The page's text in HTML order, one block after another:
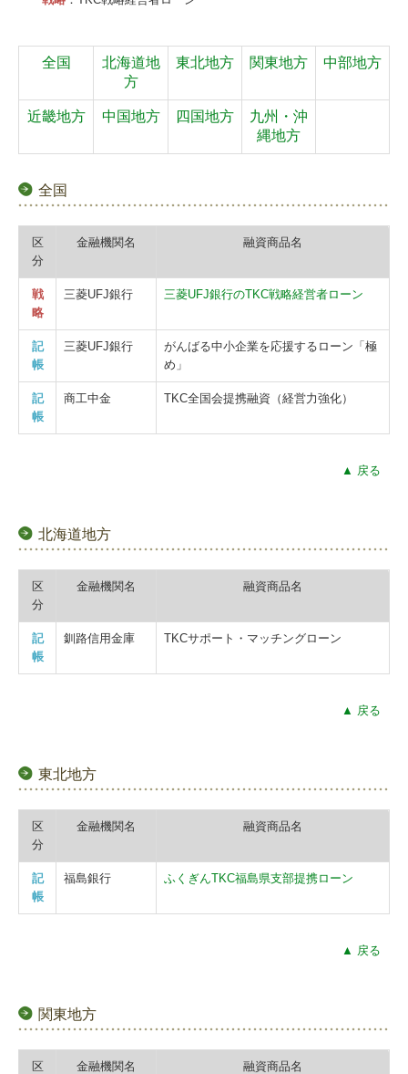
早期経営改善計画の策定支援
電帳法・インボイス最新情報
個人情報保護方針
全国
北海道地
方
東北地方 関東地方 中部地方
近畿地方 中国地方 四国地方
九州・沖
縄地方
全国
区
分
金融機関名 融資商品名
戦
略
三菱UFJ銀行 三菱UFJ銀行のTKC戦略経営者ローン
記
帳
三菱UFJ銀行
がんばる中小企業を応援するローン「極
め」
記
帳
商工中金 TKC全国会提携融資（経営力強化）
▲ 戻る
北海道地方
区
分
金融機関名 融資商品名
記
帳
釧路信用金庫 TKCサポート・マッチングローン
▲ 戻る
東北地方
区
分
金融機関名 融資商品名
記
帳
福島銀行 ふくぎんTKC福島県支部提携ローン
▲ 戻る
関東地方
区 金融機関名 融資商品名